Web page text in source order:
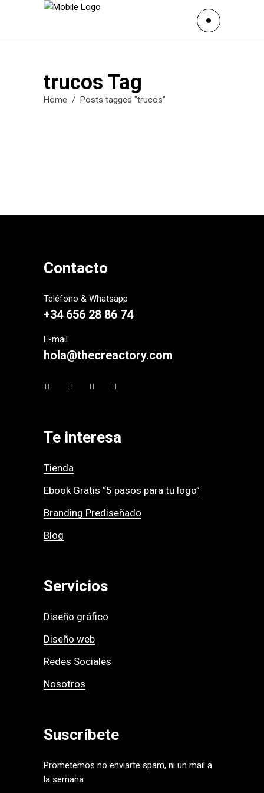
trucos Tag
Home / Posts tagged "trucos"
Contacto
Teléfono & Whatsapp
+34 656 28 86 74
E-mail
hola@thecreactory.com
Te interesa
Tienda
Ebook Gratis “5 pasos para tu logo”
Branding Prediseñado
Blog
Servicios
Diseño gráfico
Diseño web
Redes Sociales
Nosotros
Suscríbete
Prometemos no enviarte spam, ni un mail a
la semana.